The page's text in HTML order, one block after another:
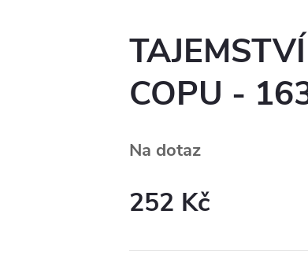
COPU -
Na dotaz
252 Kč